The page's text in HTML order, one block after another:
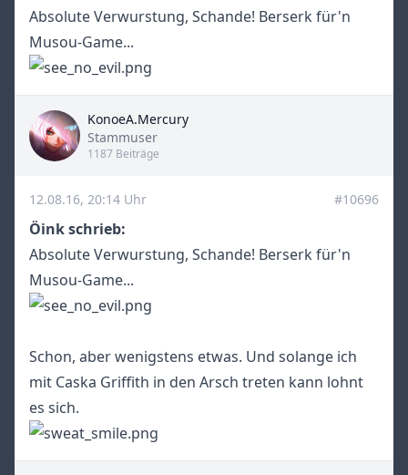
Absolute Verwurstung, Schande! Berserk für'n
Musou-Game...
KonoeA.Mercury
Title
Stammuser
1187 Beiträge
12.08.16, 20:14 Uhr #10696
Öink schrieb:
Absolute Verwurstung, Schande! Berserk für'n
Musou-Game...
Schon, aber wenigstens etwas. Und solange ich
mit Caska Griffith in den Arsch treten kann lohnt
es sich.